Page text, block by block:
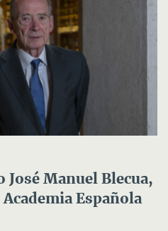
José Manuel Blecua,
Española